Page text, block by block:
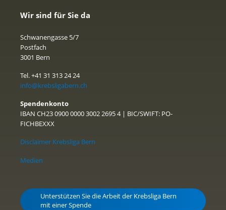
Wir sind für Sie da
Schwanengasse 5/7
Postfach
3001 Bern
Tel. +41 31 313 24 24
info@krebsligabern.ch
Spendenkonto
IBAN CH23 0900 0000 3002 2695 4 | BIC/SWIFT: PO-
FICHBEXXX
Disclaimer Krebsliga Bern
Medien
Unterstützen Sie die Arbeit der Krebsliga Bern
mit einer Spende